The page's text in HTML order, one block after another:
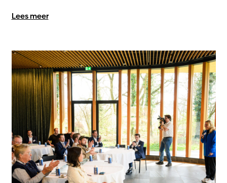
Lees meer